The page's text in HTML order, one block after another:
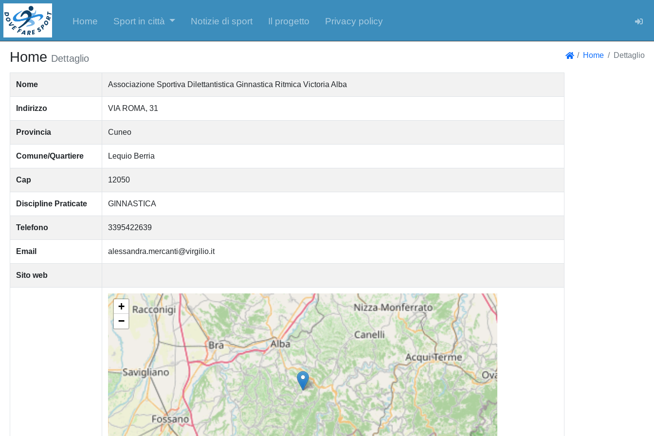
Home Sport in città Notizie di sport Il progetto Privacy policy
Home Dettaglio Home Dettaglio
Nome Associazione Sportiva Dilettantistica Ginnastica Ritmica Victoria Alba
Indirizzo VIA ROMA, 31
Provincia Cuneo
Comune/Quartiere Lequio Berria
Cap 12050
Discipline Praticate GINNASTICA
Telefono 3395422639
Email alessandra.mercanti@virgilio.it
Sito web
+
−